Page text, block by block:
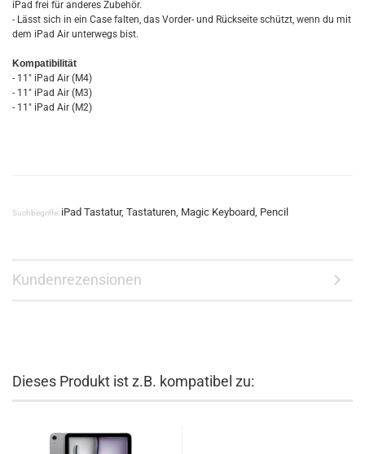
iPad frei für anderes Zubehör.
- Lässt sich in ein Case falten, das Vorder- und Rückseite schützt, wenn du mit
dem iPad Air unterwegs bist.
Kompatibilität
- 11" iPad Air (M4)
- 11" iPad Air (M3)
- 11" iPad Air (M2)
Suchbegriffe: iPad Tastatur, Tastaturen, Magic Keyboard, Pencil
Kundenrezensionen
Dieses Produkt ist z.B. kompatibel zu: